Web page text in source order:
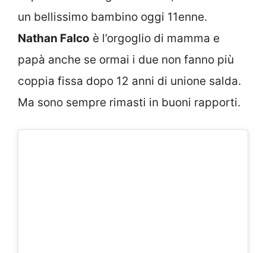
un bellissimo bambino oggi 11enne.
Nathan Falco è l’orgoglio di mamma e
papà anche se ormai i due non fanno più
coppia fissa dopo 12 anni di unione salda.
Ma sono sempre rimasti in buoni rapporti.